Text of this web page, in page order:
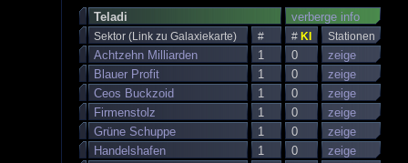
Teladi verberge info
Sektor (Link zu Galaxiekarte) # # KI Stationen
Achtzehn Milliarden 1 0
zeige
Blauer Profit
1 0
zeige
Ceos Buckzoid
1 0
zeige
Firmenstolz
1 0
zeige
Grüne Schuppe
1 0
zeige
Handelshafen
1 0
zeige